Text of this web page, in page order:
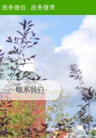
政务微信 政务微博
联系我们